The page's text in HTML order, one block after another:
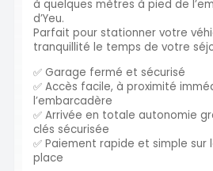
à quelques mètres à pied de
d’Yeu.
Parfait pour stationner votre
tranquillité le temps de votre
✅ Garage fermé et sécurisé
✅ Accès facile, à proximité
l’embarcadère
✅ Arrivée en totale autonomie
clés sécurisée
✅ Paiement rapide et simple sur
place